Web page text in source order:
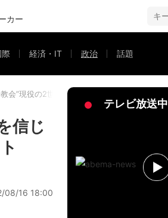
カー
際 経済・IT 政治 話題
会”現役の2世信者にコメント
信じ
08/16 18:00
テレビ放送中